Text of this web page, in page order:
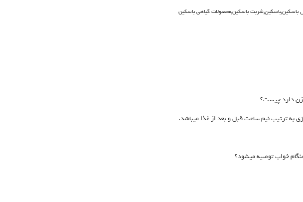
باسکین,باسکین,شربت باسکین,محصولات گیاهی باسکین
به ترتیب نیم ساعت قبل و بعد از غذا میباشد.